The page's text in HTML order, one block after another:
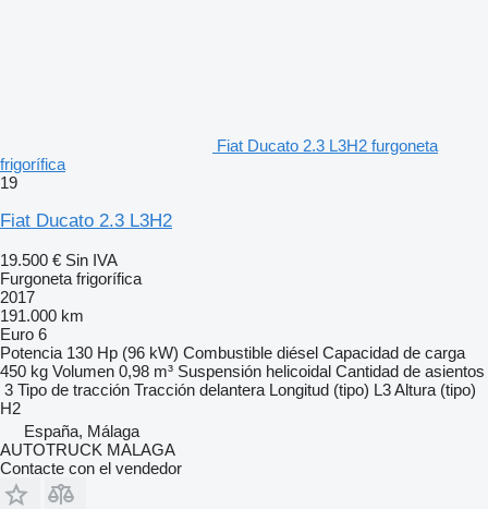
Fiat Ducato 2.3 L3H2 furgoneta
frigorífica
19
Fiat Ducato 2.3 L3H2
19.500 € Sin IVA
Furgoneta frigorífica
2017
191.000 km
Euro 6
Potencia 130 Hp (96 kW) Combustible diésel Capacidad de carga
450 kg Volumen 0,98 m³ Suspensión helicoidal Cantidad de asientos
3 Tipo de tracción Tracción delantera Longitud (tipo) L3Altura (tipo)
H2
España, Málaga
AUTOTRUCK MALAGA
Contacte con el vendedor